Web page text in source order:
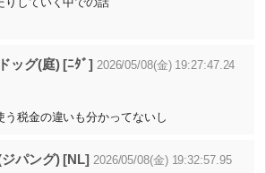
ッグ(庭) [ﾆﾀﾞ] 2026/05/08(金) 19:27:47.24
う税金の違いも分かってないし
パング) [NL] 2026/05/08(金) 19:32:57.95